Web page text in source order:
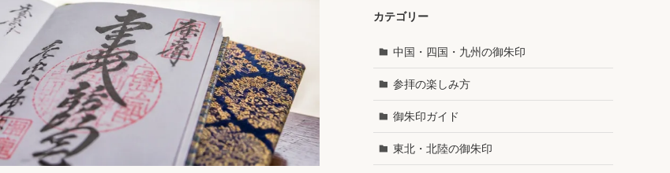
カテゴリー
中国・四国・九州の御朱印
参拝の楽しみ方
御朱印ガイド
東北・北陸の御朱印